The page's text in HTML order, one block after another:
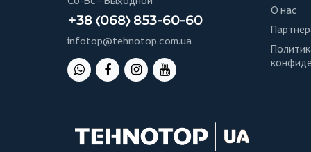
+38 (068) 853-60-60
infotop@tehnotop.com.ua
О нас